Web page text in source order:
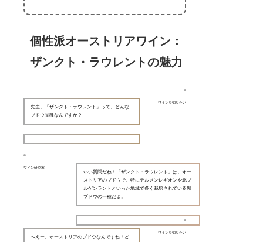
個性派オーストリアワイン：
ザンクト・ラウレントの魅力
ワインを知りたい
先生、「ザンクト・ラウレント」って、どんな
ブドウ品種なんですか？
ワイン研究家
いい質問だね！「ザンクト・ラウレント」は、オー
ストリアのブドウで、特にテルメンレギオンや北ブ
ルゲンラントといった地域で多く栽培されている黒
ブドウの一種だよ。
ワインを知りたい
へえー、オーストリアのブドウなんですね！ど